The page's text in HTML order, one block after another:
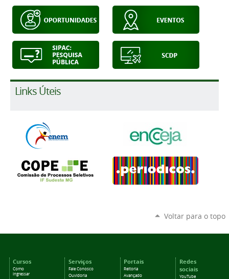
Links Úteis
Voltar para o topo
Cursos
Como
ingressar
Serviços
Fale Conosco
Ouvidoria
Portais
Reitoria
Avançado
Redes
sociais
YouTube